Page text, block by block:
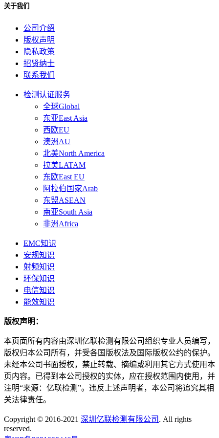
关于我们
公司介绍
版权声明
隐私政策
招贤纳士
联系我们
检测认证服务
全球Global
东亚East Asia
西欧EU
澳洲AU
北美North America
拉美LATAM
东欧East EU
阿拉伯国家Arab
东盟ASEAN
南亚South Asia
非洲Africa
EMC知识
安规知识
射频知识
环保知识
电信知识
能效知识
版权声明：
本页面所有内容由深圳亿联检测有限公司组织专业人员编写，
版权归本公司所有，并受各国版权法及国际版权公约的保护。
未经本公司书面授权，禁止转载、摘编或利用其它方式使用本
页内容。已得到本公司授权的实体，应在授权范围内使用，并
注明“来源：亿联检测”。违反上述声明者，本公司将追究其相
关法律责任。
Copyright © 2016-2021 深圳亿联检测有限公司 . All rights
reserved.